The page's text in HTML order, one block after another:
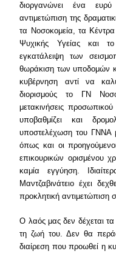
διοργανώνει ένα
αντιμετώπιση της
τα Νοσοκομεία, τα Κέντρα
Ψυχικής Υγείας και
εγκατάλειψη των
θωράκιση των υποδομών
κυβέρνηση αντί να
διορισμούς το ΓΝ
μετακινήσεις
υποβαθμίζει και
υποστελέχωση του ΓΝΝΑ
όπως και οι
επικουρικών ορισμένου
καμία εγγύηση.
Μαντζαβινάτειο έχει
προκλητική
Ο λαός μας δεν δέχεται τα
τη ζωή του. Δεν θα
διαίρεση που προωθεί η